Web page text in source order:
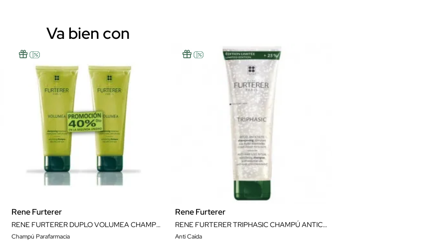
Va bien con
Rene Furterer
RENE FURTERER DUPLO VOLUMEA CHAMPÚ 40% DTO 2ºUNIDAD
Champú Parafarmacia
Rene Furterer
RENE FURTERER TRIPHASIC CHAMPÚ ANTICAIDA 250ML
Anti Caída